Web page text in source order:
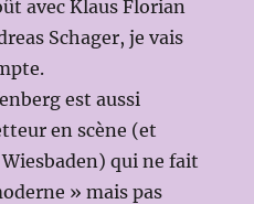
avec Klaus Florian
Schager, je vais
est aussi
en scène (et
qui ne fait
» mais pas